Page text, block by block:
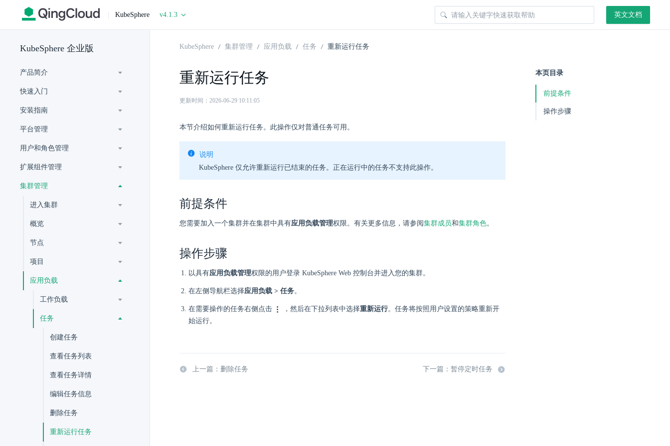
| KubeSphere v4.1.3 英文文档
KubeSphere 企业版
产品简介
快速入门
安装指南
平台管理
用户和角色管理
扩展组件管理
集群管理
进入集群
概览
节点
项目
应用负载
工作负载
任务
创建任务
查看任务列表
查看任务详情
编辑任务信息
删除任务
重新运行任务
KubeSphere 集群管理 应用负载 任务 重新运行任务
重新运行任务
更新时间：2026-06-29 10:11:05
本节介绍如何重新运行任务。此操作仅对普通任务可用。
说明
KubeSphere 仅允许重新运行已结束的任务。正在运行中的任务不支持此操作。
前提条件
您需要加入一个集群并在集群中具有应用负载管理权限。有关更多信息，请参阅集群成员和集群角色。
操作步骤
以具有应用负载管理权限的用户登录 KubeSphere Web 控制台并进入您的集群。
在左侧导航栏选择应用负载 > 任务。
在需要操作的任务右侧点击 ，然后在下拉列表中选择重新运行。任务将按照用户设置的策略重新开
始运行。
上一篇：删除任务 下一篇：暂停定时任务
本页目录
前提条件
操作步骤